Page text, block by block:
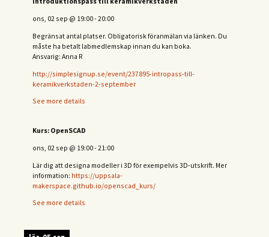
ons, 02 sep @ 19:00-20:00
Begränsat antal platser. Obligatorisk föranmälan via länken. Du
måste ha betalt labmedlemskap innan du kan boka.
Ansvarig: Anna R
http://simplesignup.se/event/237895-intropass-till-
keramikverkstaden-2-september
See more details
Kurs: OpenSCAD
ons, 02 sep @ 19:00-21:00
Lär dig att designa modeller i 3D för exempelvis 3D-utskrift. Mer
information: https://uppsala-
makerspace.github.io/openscad_kurs/
See more details